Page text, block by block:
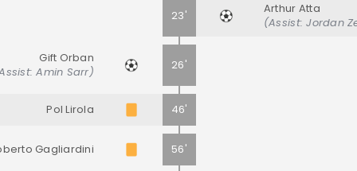
23'
Arthur Atta
(Assist: Jordan
Gift Orban
Amin Sarr)
26'
Pol Lirola 46'
Gagliardini 56'